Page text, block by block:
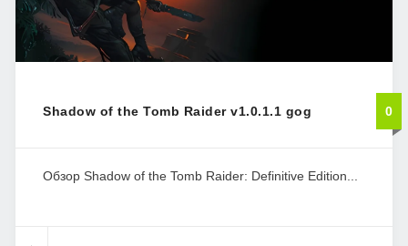
Shadow of the Tomb Raider v1.0.1.1 gog 0
Обзор Shadow of the Tomb Raider: Definitive Edition...